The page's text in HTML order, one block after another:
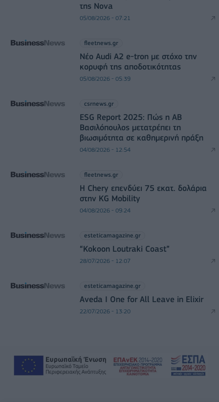
της Nova
05/08/2026 - 07:21
fleetnews.gr
Νέο Audi A2 e-tron με στόχο την
κορυφή της αποδοτικότητας
05/08/2026 - 05:39
csrnews.gr
ESG Report 2025: Πώς η ΑΒ
Βασιλόπουλος μετατρέπει τη
βιωσιμότητα σε καθημερινή πράξη
04/08/2026 - 12:54
fleetnews.gr
Η Chery επενδύει 75 εκατ. δολάρια
στην KG Mobility
04/08/2026 - 09:24
esteticamagazine.gr
“Kokoon Loutraki Coast”
28/07/2026 - 12:07
esteticamagazine.gr
Aveda I One for All Leave in Elixir
22/07/2026 - 13:20